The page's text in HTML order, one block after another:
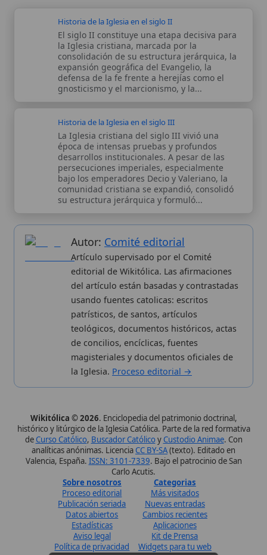
Autor: Comité editorial
Artículo supervisado por el Comité
editorial de Wikitólica. Las afirmaciones
del artículo están basadas y contrastadas
usando fuentes catolicas: escritos
patrísticos, de santos, artículos
de concilios, encíclicas, fuentes
magisteriales y documentos oficiales de
la Iglesia.Proceso editorial →
Wikitólica © 2026. Enciclopedia del patrimonio doctrinal,
histórico y litúrgico de la Iglesia Católica. Parte de la red formativa
Carlo Acutis.
Sobre nosotros
Proceso editorial
Publicación seriada
Datos abiertos
Estadísticas
Aviso legal
Categorias
Más visitados
Nuevas entradas
Cambios recientes
Aplicaciones
Kit de Prensa
✦ SÍGUENOS EN
Canal de WhatsApp
Perfil de Instagram
Síguenos · @wikitolica